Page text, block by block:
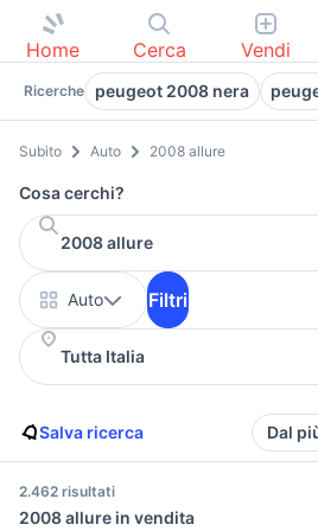
Home Cerca Vendi
Ricerche peugeot 2008 nera
Subito Auto 2008 allure
Cosa cerchi?
Auto Filtri
Salva ricerca Dal
2.462 risultati
2008 allure in vendita